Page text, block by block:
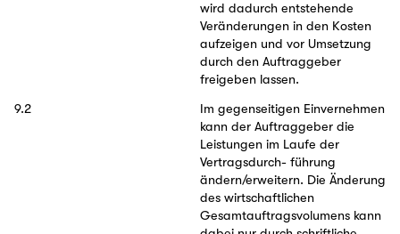
wird dadurch entstehende
Veränderungen in den Kosten
aufzeigen und vor Umsetzung
durch den Auftraggeber
freigeben lassen.
9.2
Im gegenseitigen Einvernehmen
kann der Auftraggeber die
Leistungen im Laufe der
Vertragsdurch- führung
ändern/erweitern. Die Änderung
des wirtschaftlichen
Gesamtauftragsvolumens kann